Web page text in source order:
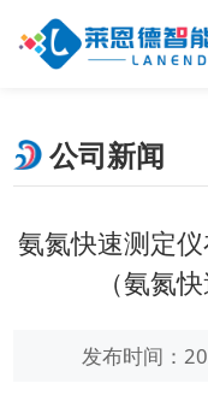
公司新闻
氨氮快速测定
（氨氮
发布时间：